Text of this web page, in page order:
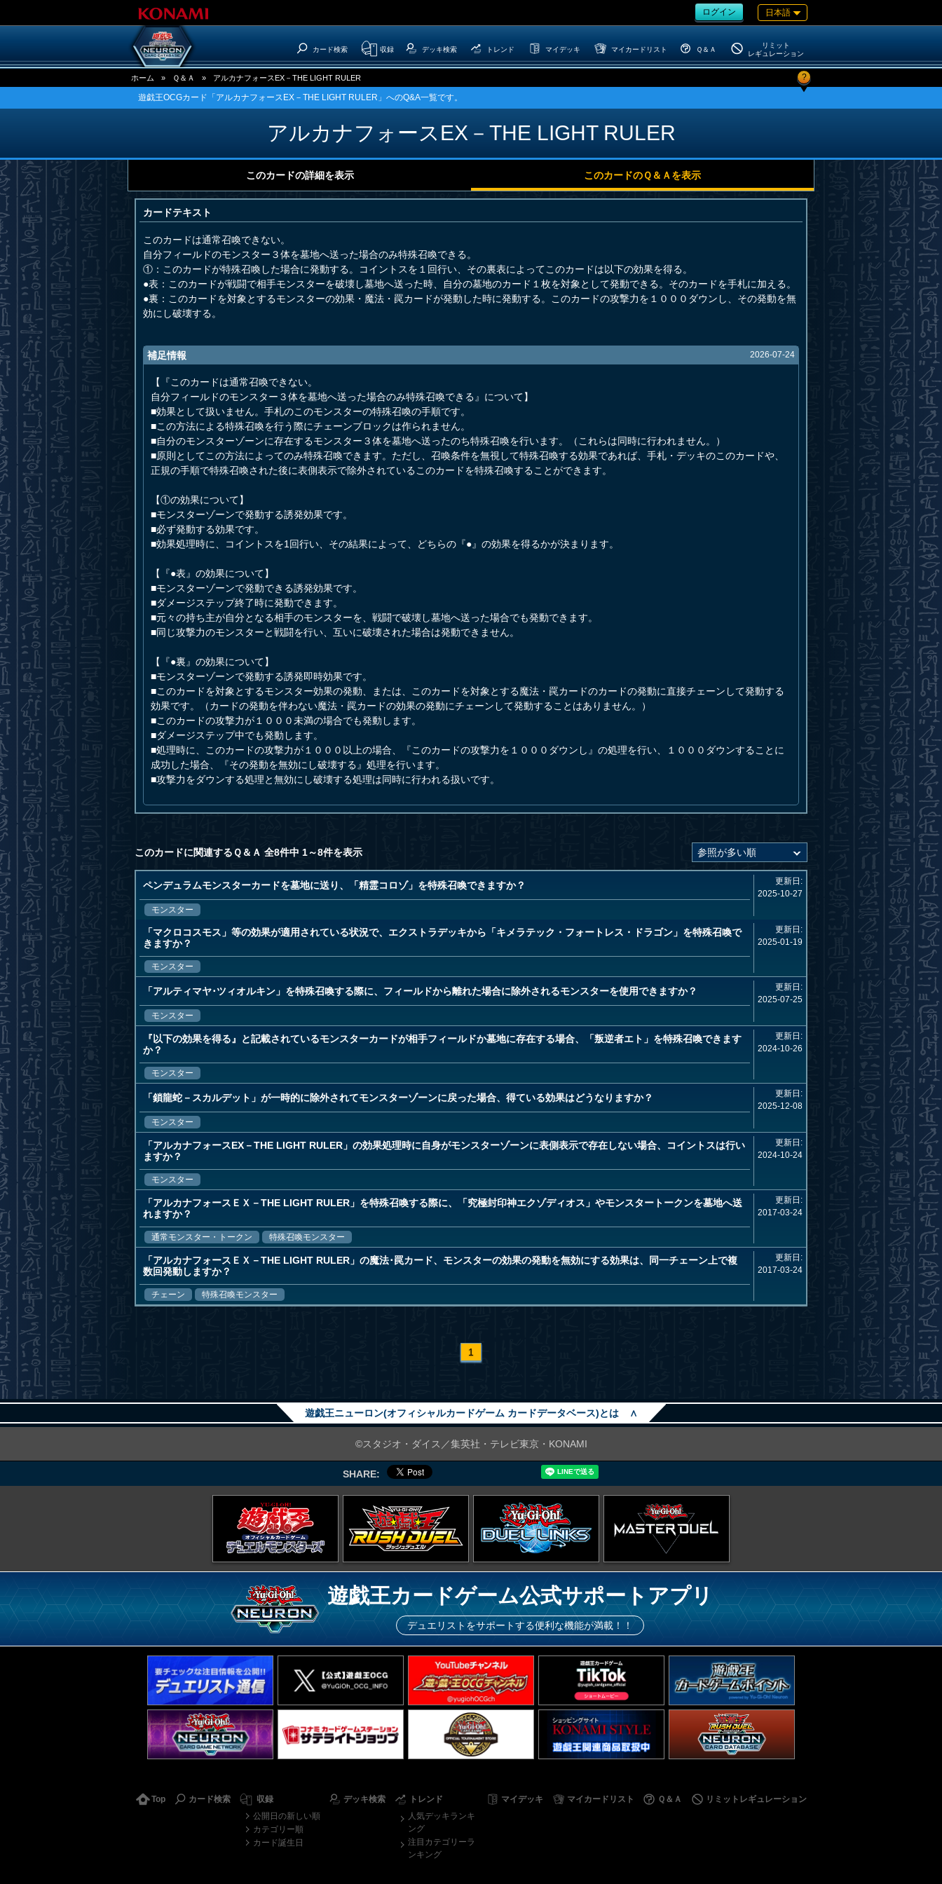
ログイン 日本語
カード検索 収録 デッキ検索 トレンド マイデッキ マイカードリスト Ｑ＆Ａ
リミット
レギュレーション
ホーム » Ｑ＆Ａ » アルカナフォースEX－THE LIGHT RULER ?
遊戯王OCGカード「アルカナフォースEX－THE LIGHT RULER」へのQ&A一覧です。
アルカナフォースEX－THE LIGHT RULER
このカードの詳細を表示 このカードのＱ＆Ａを表示
カードテキスト
このカードは通常召喚できない。
自分フィールドのモンスター３体を墓地へ送った場合のみ特殊召喚できる。
①：このカードが特殊召喚した場合に発動する。コイントスを１回行い、その裏表によってこのカードは以下の効果を得る。
●表：このカードが戦闘で相手モンスターを破壊し墓地へ送った時、自分の墓地のカード１枚を対象として発動できる。そのカードを手札に加える。
●裏：このカードを対象とするモンスターの効果・魔法・罠カードが発動した時に発動する。このカードの攻撃力を１０００ダウンし、その発動を無
効にし破壊する。
補足情報 2026-07-24
【『このカードは通常召喚できない。
自分フィールドのモンスター３体を墓地へ送った場合のみ特殊召喚できる』について】
■効果として扱いません。手札のこのモンスターの特殊召喚の手順です。
■この方法による特殊召喚を行う際にチェーンブロックは作られません。
■自分のモンスターゾーンに存在するモンスター３体を墓地へ送ったのち特殊召喚を行います。（これらは同時に行われません。）
■原則としてこの方法によってのみ特殊召喚できます。ただし、召喚条件を無視して特殊召喚する効果であれば、手札・デッキのこのカードや、
正規の手順で特殊召喚された後に表側表示で除外されているこのカードを特殊召喚することができます。
【①の効果について】
■モンスターゾーンで発動する誘発効果です。
■必ず発動する効果です。
■効果処理時に、コイントスを1回行い、その結果によって、どちらの『●』の効果を得るかが決まります。
【『●表』の効果について】
■モンスターゾーンで発動できる誘発効果です。
■ダメージステップ終了時に発動できます。
■元々の持ち主が自分となる相手のモンスターを、戦闘で破壊し墓地へ送った場合でも発動できます。
■同じ攻撃力のモンスターと戦闘を行い、互いに破壊された場合は発動できません。
【『●裏』の効果について】
■モンスターゾーンで発動する誘発即時効果です。
■このカードを対象とするモンスター効果の発動、または、このカードを対象とする魔法・罠カードのカードの発動に直接チェーンして発動する
効果です。（カードの発動を伴わない魔法・罠カードの効果の発動にチェーンして発動することはありません。）
■このカードの攻撃力が１０００未満の場合でも発動します。
■ダメージステップ中でも発動します。
■処理時に、このカードの攻撃力が１０００以上の場合、『このカードの攻撃力を１０００ダウンし』の処理を行い、１０００ダウンすることに
成功した場合、『その発動を無効にし破壊する』処理を行います。
■攻撃力をダウンする処理と無効にし破壊する処理は同時に行われる扱いです。
このカードに関連するＱ＆Ａ 全8件中 1～8件を表示
ペンデュラムモンスターカードを墓地に送り、「精霊コロゾ」を特殊召喚できますか？
モンスター
更新日:
2025-10-27
「マクロコスモス」等の効果が適用されている状況で、エクストラデッキから「キメラテック・フォートレス・ドラゴン」を特殊召喚で
きますか？
モンスター
更新日:
2025-01-19
「アルティマヤ･ツィオルキン」を特殊召喚する際に、フィールドから離れた場合に除外されるモンスターを使用できますか？
モンスター
更新日:
2025-07-25
『以下の効果を得る』と記載されているモンスターカードが相手フィールドか墓地に存在する場合、「叛逆者エト」を特殊召喚できます
か？
モンスター
更新日:
2024-10-26
「鎖龍蛇－スカルデット」が一時的に除外されてモンスターゾーンに戻った場合、得ている効果はどうなりますか？
モンスター
更新日:
2025-12-08
「アルカナフォースEX－THE LIGHT RULER」の効果処理時に自身がモンスターゾーンに表側表示で存在しない場合、コイントスは行い
ますか？
モンスター
更新日:
2024-10-24
「アルカナフォースＥＸ－THE LIGHT RULER」を特殊召喚する際に、「究極封印神エクゾディオス」やモンスタートークンを墓地へ送
れますか？
通常モンスター・トークン 特殊召喚モンスター
更新日:
2017-03-24
「アルカナフォースＥＸ－THE LIGHT RULER」の魔法･罠カード、モンスターの効果の発動を無効にする効果は、同一チェーン上で複
数回発動しますか？
チェーン 特殊召喚モンスター
更新日:
2017-03-24
1
遊戯王ニューロン(オフィシャルカードゲーム カードデータベース)とは ∧
©スタジオ・ダイス／集英社・テレビ東京・KONAMI
SHARE:
遊戯王カードゲーム公式サポートアプリ
デュエリストをサポートする便利な機能が満載！！
Top カード検索
収録
公開日の新しい順
カテゴリー順
カード誕生日
デッキ検索
トレンド
人気デッキランキ
ング
注目カテゴリーラ
ンキング
マイデッキ マイカードリスト Ｑ＆Ａ リミットレギュレーション